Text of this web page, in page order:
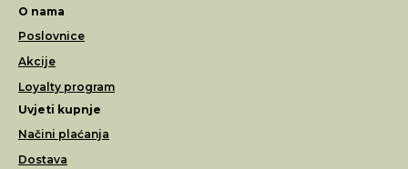
O nama
Poslovnice
Akcije
Loyalty program
Uvjeti kupnje
Načini plaćanja
Dostava